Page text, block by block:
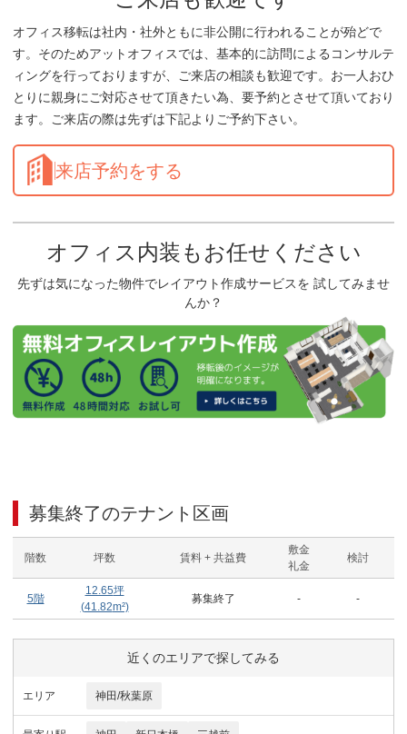
オフィス移転は社内・社外ともに非公開に行われることが殆どで
す。そのためアットオフィスでは、基本的に訪問によるコンサルテ
ィングを行っておりますが、ご来店の相談も歓迎です。お一人おひ
とりに親身にご対応させて頂きたい為、要予約とさせて頂いており
ます。ご来店の際は先ずは下記よりご予約下さい。
来店予約をする
オフィス内装もお任せください
先ずは気になった物件でレイアウト作成サービスを 試してみませ
んか？
募集終了のテナント区画
階数 坪数 賃料 + 共益費
敷金
礼金
検討
5階
12.65坪
(41.82m²)
募集終了 - -
近くのエリアで探してみる
エリア 神田/秋葉原